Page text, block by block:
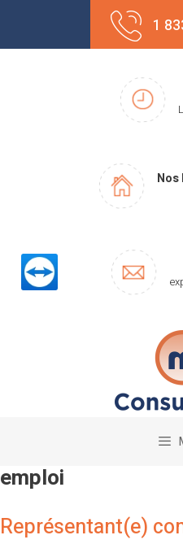
contenu
1
Nos
emploi
Représentant(e)